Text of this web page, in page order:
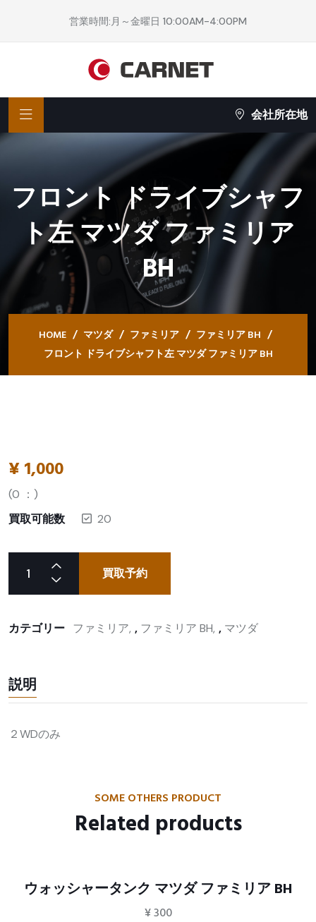
営業時間:月～金曜日 10:00AM-4:00PM
会社所在地
フロント ドライブシャフ
ト左 マツダ ファミリア
BH
HOME マツダ ファミリア
ファミリア BH
フロント ドライブシャフト左 マツダ ファミリア BH
¥ 1,000
(0 ：)
買取可能数
20
買取予約
カテゴリー ファミリア , ファミリア BH , マツダ
説明
２WDのみ
SOME OTHERS PRODUCT
Related products
ウォッシャータンク マツダ ファミリア BH
¥300